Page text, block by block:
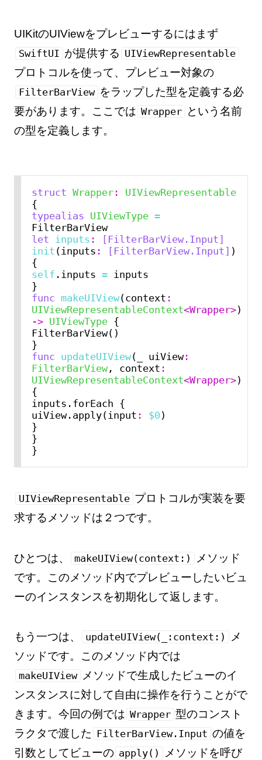
UIKitのUIViewをプレビューするにはまず
SwiftUI が提供する UIViewRepresentable
プロトコルを使って、プレビュー対象の
FilterBarView をラップした型を定義する必
要があります。ここでは Wrapper という名前
の型を定義します。
struct Wrapper:
UIViewRepresentable
typealias UIViewType =
FilterBarView
let inputs :
[FilterBarView.Input]
init (inputs : [FilterBarView.Input] )
self .inputs = inputs
func makeUIView(context :
UIViewRepresentableContext<Wrapper>
-> UIViewType {
FilterBarView()
func updateUIView(_ uiView:
FilterBarView, context :
UIViewRepresentableContext<Wrapper>)
{
inputs.forEach {
uiView.apply(input : $0 )
}
}
UIViewRepresentable プロトコルが実装を要
求するメソッドは２つです。
ひとつは、 makeUIView(context:)
メソッド
です。このメソッド内でプレビューしたいビュ
ーのインスタンスを初期化して返します。
もう一つは、 updateUIView(_:context:)
メ
ソッドです。このメソッド内では
makeUIView メソッドで生成したビューのイ
ンスタンスに対して自由に操作を行うことがで
きます。今回の例では Wrapper 型のコンスト
ラクタで渡した FilterBarView.Input の値を
引数としてビューの apply()
メソッドを呼び